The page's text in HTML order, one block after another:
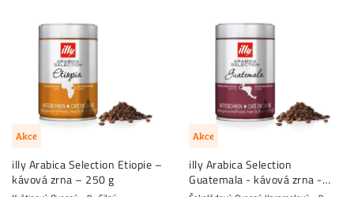
Akce
illy Arabica Selection Etiopie –
kávová zrna – 250 g
Akce
illy Arabica Selection
Guatemala - kávová zrna -